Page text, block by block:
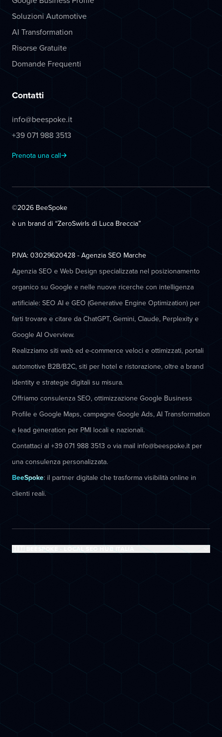
Soluzioni Automotive
AI Transformation
Risorse Gratuite
Domande Frequenti
Contatti
info@beespoke.it
+39 071 988 3513
Prenota una call
©2026 BeeSpoke
è un brand di “ZeroSwirls di Luca Breccia”
P.IVA: 03029620428 - Agenzia SEO Marche
Agenzia SEO e Web Design specializzata nel posizionamento
organico su Google e nelle nuove ricerche con intelligenza
artificiale: SEO AI e GEO (Generative Engine Optimization) per
farti trovare e citare da ChatGPT, Gemini, Claude, Perplexity e
Google AI Overview.
Realizziamo siti web ed e-commerce veloci e ottimizzati, portali
automotive B2B/B2C, siti per hotel e ristorazione, oltre a brand
identity e strategie digitali su misura.
Offriamo consulenza SEO, ottimizzazione Google Business
Profile e Google Maps, campagne Google Ads, AI Transformation
e lead generation per PMI locali e nazionali.
Contattaci al +39 071 988 3513 o via mail info@beespoke.it per
una consulenza personalizzata.
BeeSpoke: il partner digitale che trasforma visibilità online in
clienti reali.
🇮🇹 BEESPOKE - LOCAL SEO HUB ITALIA